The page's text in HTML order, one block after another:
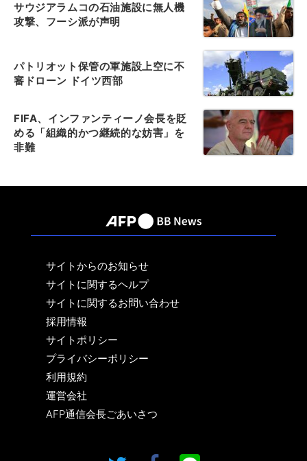
サウジアラムコの石油施設に無人機
攻撃、フーシ派が声明
パトリオット保管の軍施設上空に不
審ドローン ドイツ西部
FIFA、インファンティーノ会長を貶
める「組織的かつ継続的な妨害」を
非難
サイトからのお知らせ
サイトに関するヘルプ
サイトに関するお問い合わせ
採用情報
サイトポリシー
プライバシーポリシー
利用規約
運営会社
AFP通信会長ごあいさつ